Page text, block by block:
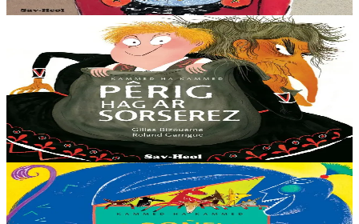
Er stok9,00 €
3 bloaz hag ouzhpenn
Pêrig hag ar sorserez
Pêrig a wel ur vaouez kozh o tont er-maez eus ar c’hoad. Anavezout
a ra anezhi, ar sorserez an hini eo ? ! – Tralala laleno, Sorserez ne
rez ket aon din....
Er stok9,00 €
3 bloaz hag ouzhpenn
Sav-heol
Ar roñflez hag ar seizh mennig